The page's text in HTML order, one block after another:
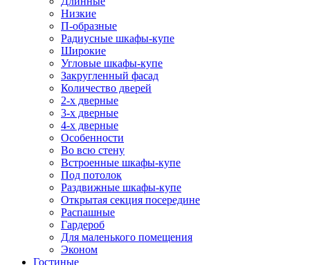
Низкие
П-образные
Радиусные шкафы-купе
Широкие
Угловые шкафы-купе
Закругленный фасад
Количество дверей
2-х дверные
3-х дверные
4-х дверные
Особенности
Во всю стену
Встроенные шкафы-купе
Под потолок
Раздвижные шкафы-купе
Открытая секция посередине
Распашные
Гардероб
Для маленького помещения
Эконом
Гостиные